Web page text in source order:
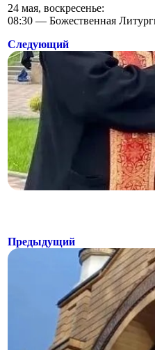
24 мая, воскресенье:
08:30 — Божественная
Следующий
Предыдущий